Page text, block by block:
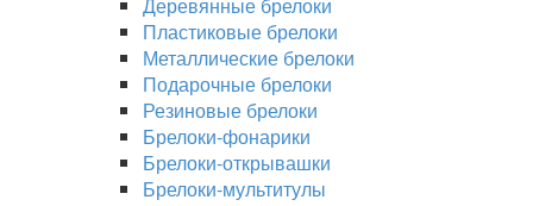
Пластиковые брелоки
Металлические брелоки
Подарочные брелоки
Резиновые брелоки
Брелоки-фонарики
Брелоки-открывашки
Брелоки-мультитулы